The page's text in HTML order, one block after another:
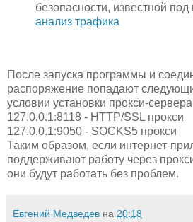
безопасности, известной
анализ трафика
После запуска программы и
распоряжение попадают
условии установки прокси-
127.0.0.1:8118 - HTTP/SSL прокси
127.0.0.1:9050 - SOCKS5 прокси
Таким образом, если интернет-
поддерживают работу через
они будут работать без проблем.
Евгений Медведев на 20:18